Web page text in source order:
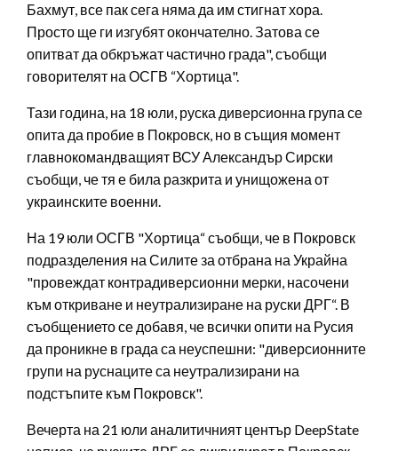
Бахмут, все пак сега няма да им стигнат хора.
Просто ще ги изгубят окончателно. Затова се
опитват да обкръжат частично града", съобщи
говорителят на ОСГВ “Хортица".
Тази година, на 18 юли, руска диверсионна група се
опита да пробие в Покровск, но в същия момент
главнокомандващият ВСУ Александър Сирски
съобщи, че тя е била разкрита и унищожена от
украинските военни.
На 19 юли ОСГВ "Хортица“ съобщи, че в Покровск
подразделения на Силите за отбрана на Украйна
"провеждат контрадиверсионни мерки, насочени
към откриване и неутрализиране на руски ДРГ“. В
съобщението се добавя, че всички опити на Русия
да проникне в града са неуспешни: "диверсионните
групи на руснаците са неутрализирани на
подстъпите към Покровск".
Вечерта на 21 юли аналитичният център DeepState